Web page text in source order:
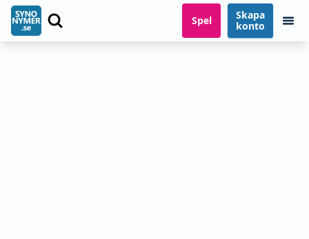
Spel
Skapa
konto